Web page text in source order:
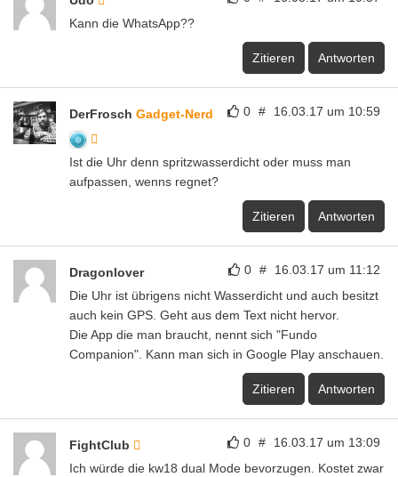
Kann die WhatsApp??
Zitieren Antworten
0 # 16.03.17 um 10:59
DerFrosch Gadget-Nerd
Ist die Uhr denn spritzwasserdicht oder muss man
aufpassen, wenns regnet?
Zitieren Antworten
0 # 16.03.17 um 11:12
Dragonlover
Die Uhr ist übrigens nicht Wasserdicht und auch besitzt
auch kein GPS. Geht aus dem Text nicht hervor.
Die App die man braucht, nennt sich "Fundo
Companion". Kann man sich in Google Play anschauen.
Zitieren Antworten
0 # 16.03.17 um 13:09
FightClub
Ich würde die kw18 dual Mode bevorzugen. Kostet zwar